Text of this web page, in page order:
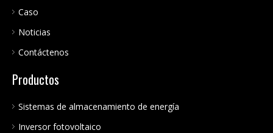
Caso
Noticias
Contáctenos
Productos
Sistemas de almacenamiento de energía
Inversor fotovoltaico